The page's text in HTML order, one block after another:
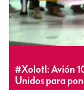
#Xolotl: Avión
Unidos para